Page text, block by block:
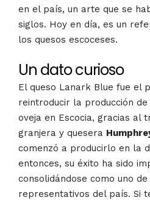
en el país, un arte que se
siglos. Hoy en día, es un
los quesos escoceses​.
Un dato curioso
El queso Lanark Blue fue el
reintroducir la producción
oveja en Escocia, gracias al
granjera y quesera
comenzó a producirlo en la
entonces, su éxito ha sido
consolidándose como uno
representativos del país. Si